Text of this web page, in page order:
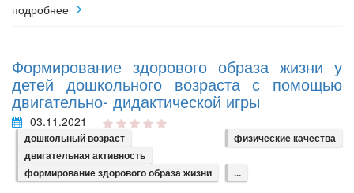
подробнее
Формирование здорового образа жизни у
детей дошкольного возраста с помощью
двигательно- дидактической игры
03.11.2021
дошкольный возраст
физические качества
двигательная активность
формирование здорового образа жизни
...